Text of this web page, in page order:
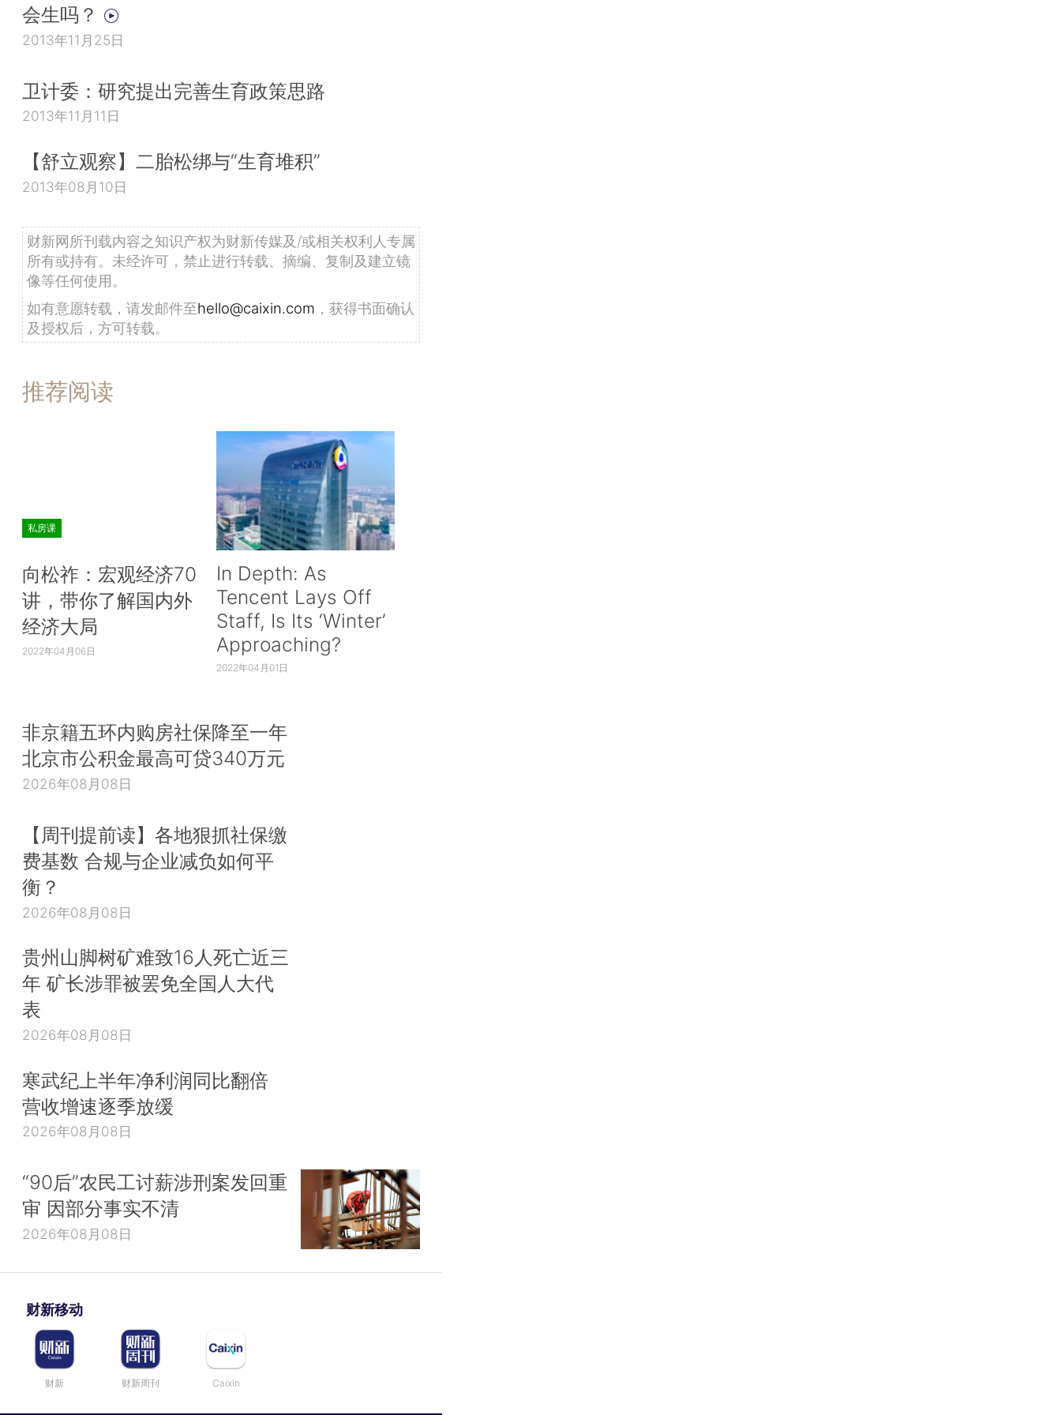
会生吗？
2013年11月25日
卫计委：研究提出完善生育政策思路
2013年11月11日
【舒立观察】二胎松绑与“生育堆积”
2013年08月10日
财新网所刊载内容之知识产权为财新传媒及/或相关权利人专属
所有或持有。未经许可，禁止进行转载、摘编、复制及建立镜
像等任何使用。
如有意愿转载，请发邮件至hello@caixin.com ，获得书面确认
及授权后，方可转载。
推荐阅读
私房课
向松祚：宏观经济70
讲，带你了解国内外
经济大局
2022年04月06日
In Depth: As
Tencent Lays Off
Staff, Is Its ‘Winter’
Approaching?
2022年04月01日
非京籍五环内购房社保降至一年
北京市公积金最高可贷340万元
2026年08月08日
【周刊提前读】各地狠抓社保缴
费基数 合规与企业减负如何平
衡？
2026年08月08日
贵州山脚树矿难致16人死亡近三
年 矿长涉罪被罢免全国人大代
表
2026年08月08日
寒武纪上半年净利润同比翻倍
营收增速逐季放缓
2026年08月08日
“90后”农民工讨薪涉刑案发回重
审 因部分事实不清
2026年08月08日
财新移动
财新 财新周刊 Caixin